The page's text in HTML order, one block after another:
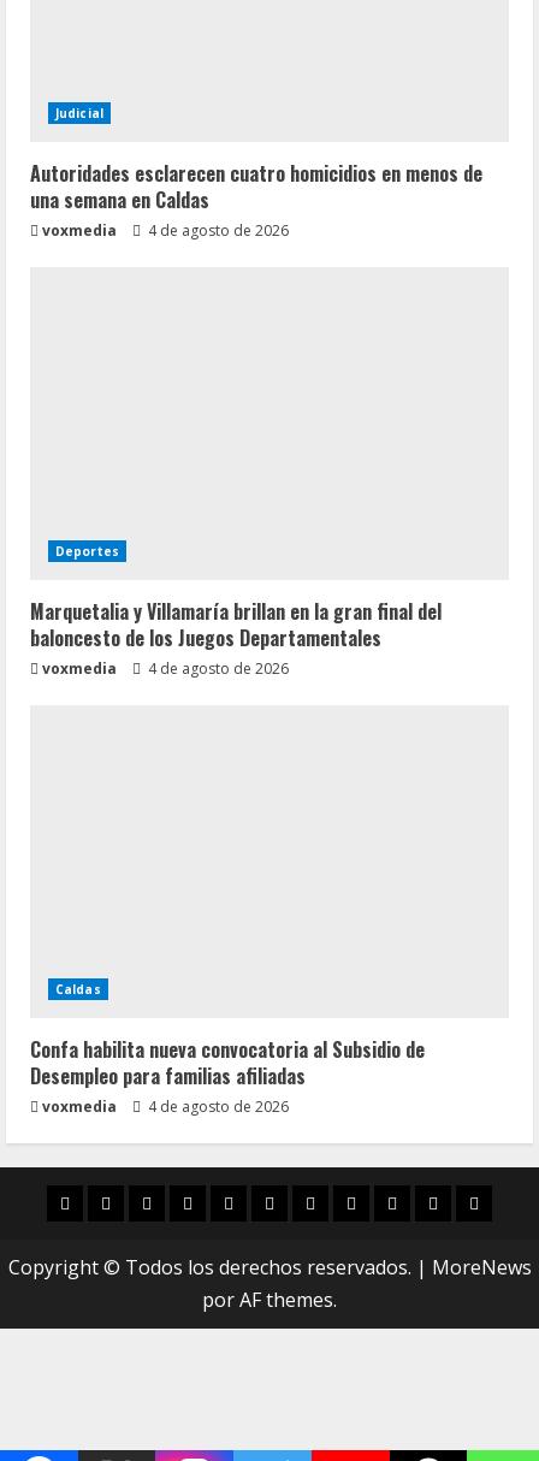
Judicial
Autoridades esclarecen cuatro homicidios en menos de
una semana en Caldas
voxmedia 4 de agosto de 2026
Deportes
Marquetalia y Villamaría brillan en la gran final del
baloncesto de los Juegos Departamentales
voxmedia 4 de agosto de 2026
Caldas
Confa habilita nueva convocatoria al Subsidio de
Desempleo para familias afiliadas
voxmedia 4 de agosto de 2026
InicioCaldasManizales
PolíticaMunicipios
Vías
ZonaCaricatura
ConarteCrónicas
Copyright © Todos los derechos reservados. | MoreNews
por AF themes.